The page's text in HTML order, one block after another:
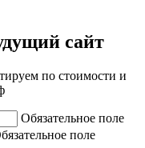
сайт
по стоимости и
Обязательное поле
поле